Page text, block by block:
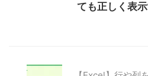
ても正しく表